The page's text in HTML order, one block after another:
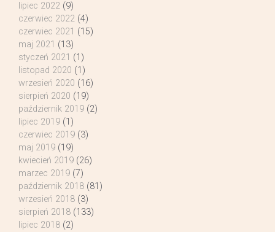
lipiec 2022 (9)
czerwiec 2022 (4)
czerwiec 2021 (15)
maj 2021 (13)
styczeń 2021 (1)
listopad 2020 (1)
wrzesień 2020 (16)
sierpień 2020 (19)
październik 2019 (2)
lipiec 2019 (1)
czerwiec 2019 (3)
maj 2019 (19)
kwiecień 2019 (26)
marzec 2019 (7)
październik 2018 (81)
wrzesień 2018 (3)
sierpień 2018 (133)
lipiec 2018 (2)